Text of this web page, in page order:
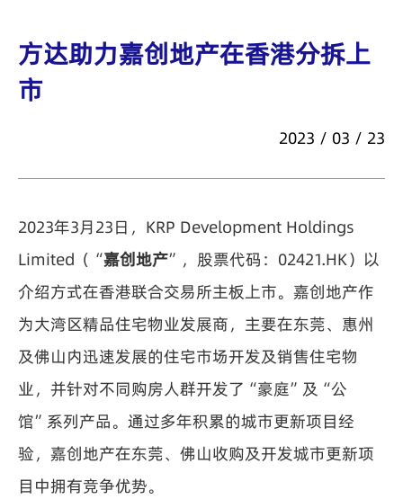
方达助力嘉创地产在香港分拆上
市
2023 / 03 / 23
2023年3月23日，KRP Development Holdings
Limited（“嘉创地产”，股票代码：02421.HK）以
介绍方式在香港联合交易所主板上市。嘉创地产作
为大湾区精品住宅物业发展商，主要在东莞、惠州
及佛山内迅速发展的住宅市场开发及销售住宅物
业，并针对不同购房人群开发了“豪庭”及“公
馆”系列产品。通过多年积累的城市更新项目经
验，嘉创地产在东莞、佛山收购及开发城市更新项
目中拥有竞争优势。